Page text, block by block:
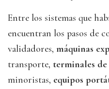
Entre los sistemas que
encuentran los pasos de
validadores, máquinas
transporte, terminales
minoristas, equipos